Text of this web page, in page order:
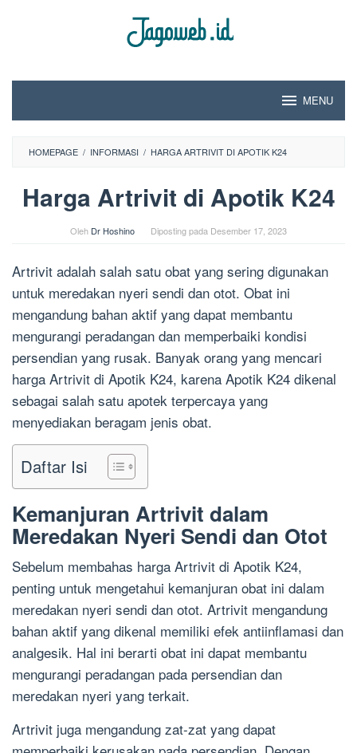
MENU
HOMEPAGE / INFORMASI / HARGA ARTRIVIT DI APOTIK K24
Harga Artrivit di Apotik K24
Oleh Dr Hoshino Diposting pada Desember 17, 2023
Artrivit adalah salah satu obat yang sering digunakan
untuk meredakan nyeri sendi dan otot. Obat ini
mengandung bahan aktif yang dapat membantu
mengurangi peradangan dan memperbaiki kondisi
persendian yang rusak. Banyak orang yang mencari
harga Artrivit di Apotik K24, karena Apotik K24 dikenal
sebagai salah satu apotek terpercaya yang
menyediakan beragam jenis obat.
Daftar Isi
Kemanjuran Artrivit dalam
Meredakan Nyeri Sendi dan Otot
Sebelum membahas harga Artrivit di Apotik K24,
penting untuk mengetahui kemanjuran obat ini dalam
meredakan nyeri sendi dan otot. Artrivit mengandung
bahan aktif yang dikenal memiliki efek antiinflamasi dan
analgesik. Hal ini berarti obat ini dapat membantu
mengurangi peradangan pada persendian dan
meredakan nyeri yang terkait.
Artrivit juga mengandung zat-zat yang dapat